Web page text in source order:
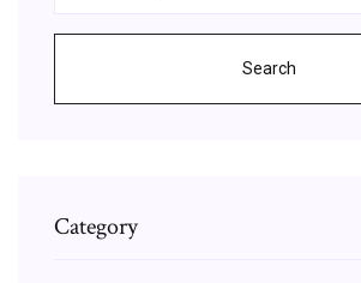
Search
Category